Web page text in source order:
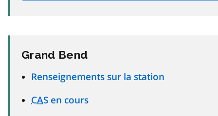
Grand Bend
Renseignements sur la station
CAS en cours